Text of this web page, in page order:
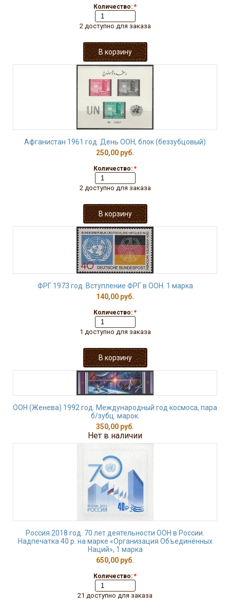
Количество: *
2 доступно для заказа
Афганистан 1961 год. День ООН, блок (беззубцовый)
250,00 руб.
Количество: *
2 доступно для заказа
ФРГ 1973 год. Вступление ФРГ в ООН. 1 марка
140,00 руб.
Количество: *
1 доступно для заказа
ООН (Женева) 1992 год. Международный год космоса, пара
б/зубц. марок.
350,00 руб.
Нет в наличии
Россия 2018 год. 70 лет деятельности ООН в России.
Надпечатка 40 р. на марке «Организация Объединённых
Наций», 1 марка
650,00 руб.
Количество: *
21 доступно для заказа